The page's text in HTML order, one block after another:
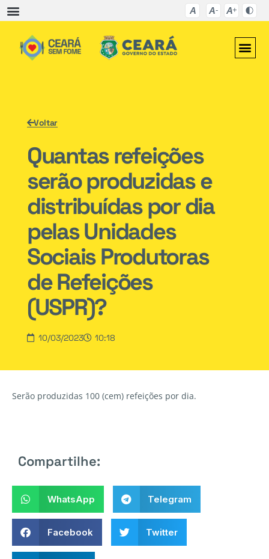
Voltar
Quantas refeições
serão produzidas e
distribuídas por dia
pelas Unidades
Sociais Produtoras
de Refeições
(USPR)?
10/03/2023 10:18
Serão produzidas 100 (cem) refeições por dia.
Compartilhe:
WhatsApp Telegram
Facebook Twitter